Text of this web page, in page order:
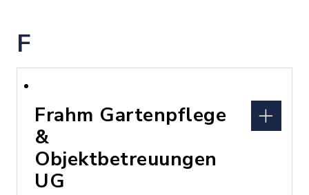
F
Frahm Gartenpflege
&
Objektbetreuungen
UG